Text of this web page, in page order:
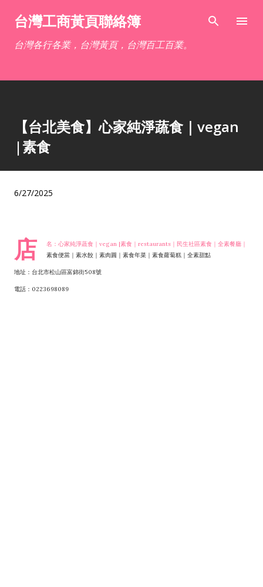
跳到主要內容
台灣工商黃頁聯絡簿
台灣各行各業，台灣黃頁，台灣百工百業。
【台北美食】心家純淨蔬食｜vegan
|素食
6/27/2025
店
名：心家純淨蔬食｜vegan |素食｜restaurants｜民生社區素食｜全素餐廳｜
素食便當｜素水餃｜素肉圓｜素食年菜｜素食蘿蔔糕｜全素甜點
地址：台北市松山區富錦街508號
電話：0223698089